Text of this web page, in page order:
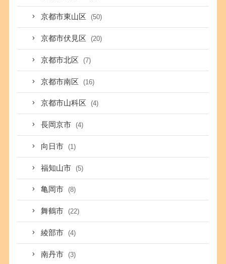
京都市東山区 (50)
京都市伏見区 (20)
京都市北区 (7)
京都市南区 (16)
京都市山科区 (4)
長岡京市 (4)
向日市 (1)
福知山市 (5)
亀岡市 (8)
舞鶴市 (22)
綾部市 (4)
南丹市 (3)